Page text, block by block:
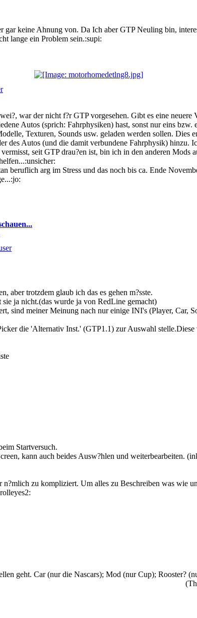
keine Ahnung von. Da Ich aber GTP Neuling bin,
lange ein Problem sein.:supi:
war der nicht f?r GTP vorgesehen. Gibt es eine
Autos (sprich: Fahrphysiken) hast, sonst nur eins
Texturen, Sounds usw. geladen werden sollen. Dies
des Autos (und die damit verbundene Fahrphysik) hinzu.
seit GTP drau?en ist, bin ich in den anderen Mods
beruflich arg im Stress und das noch bis ca. Ende
aber trotzdem glaub ich das es gehen m?sste.
ja nicht.(das wurde ja von RedLine gemacht)
sind meiner Meinung nach nur einige INI's (Player, Car,
die 'Alternativ Inst.' (GTP1.1) zur Auswahl
Startversuch.
kann auch beides Ausw?hlen und weiterbearbeiten.
n?mlich zu kompliziert. Um alles zu Beschreiben was wie
geht. Car (nur die Nascars); Mod (nur Cup); Rooster?